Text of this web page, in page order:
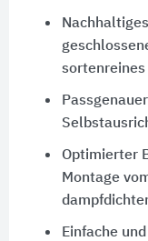
sortenreines
Optimierter
Montage
Einfache